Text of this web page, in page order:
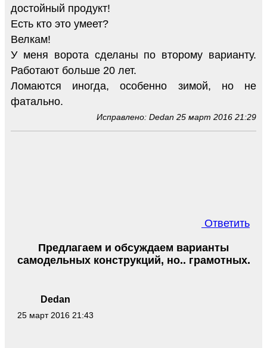
достойный продукт!
Есть кто это умеет?
Велкам!
У меня ворота сделаны по второму варианту.
Работают больше 20 лет.
Ломаются иногда, особенно зимой, но не
фатально.
Исправлено: Dedan 25 март 2016 21:29
Ответить
Dedan
25 март 2016 21:43
Предлагаем и обсуждаем варианты
самодельных конструкций, но.. грамотных.